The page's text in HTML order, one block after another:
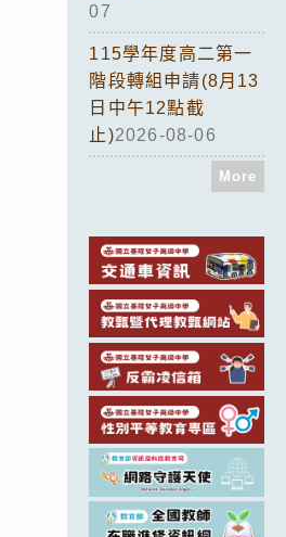
07
115學年度高二第一
階段轉組申請(8月13
日中午12點截
止)2026-08-06
More